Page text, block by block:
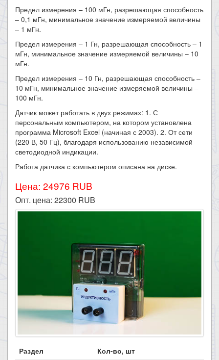
Предел измерения – 100 мГн, разрешающая способность
– 0,1 мГн, минимальное значение измеряемой величины
– 1 мГн.
Предел измерения – 1 Гн, разрешающая способность – 1
мГн, минимальное значение измеряемой величины – 10
мГн.
Предел измерения – 10 Гн, разрешающая способность –
10 мГн, минимальное значение измеряемой величины –
100 мГн.
​Датчик может работать в двух режимах: 1. С
персональным компьютером, на котором установлена
программа Microsoft Excel (начиная с 2003). 2. От сети
(220 В, 50 Гц), благодаря использованию независимой
светодиодной индикации.
​Работа датчика с компьютером описана на диске.
Цена: 24976 RUB
Опт. цена: 22300 RUB
Раздел Кол-во, шт